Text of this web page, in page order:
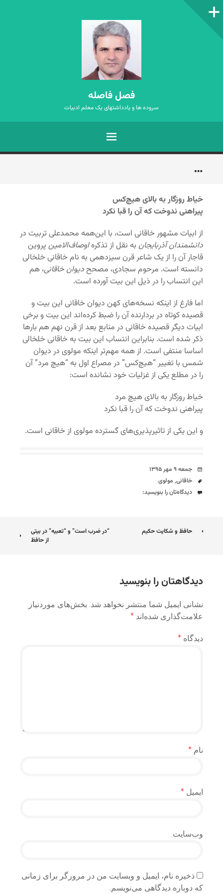
ستون‌کناری
فصل فاصله
سروده ها و یادداشتهای یک معلم ادبیات
فهرست
به
…
خیاط روزگار به بالای هیچ‌کس
پیراهنی ندوخت که آن را قبا نکرد
از ابیات مشهور خاقانی است، با این‌همه محمدعلی تربیت در
دانشمندان آذربایجان به نقل از تذکرهاوصاف‌الامین پروین
قاجار آن را از یک شاعر قرن سیزدهمی به نام خاقانی خلخالی
دانسته است. مرحوم سجادی، مصححدیوان خاقانی، هم
این انتساب را در ذیل این بیت آورده است.
اما فارغ از اینکه نسخه‌های کهن دیوان خاقانی این بیت و
قصیده کوتاه در بردارنده آن را ضبط کرده‌اند این بیت و برخی
ابیات دیگر قصیده خاقانی در منابع بعد از قرن نهم هم بارها
ذکر شده است. بنابراین انتساب این بیت به خاقانی خلخالی
اساسا منتفی است. از همه مهم‌تر اینکه مولوی در دیوان
شمس با تغییر “هیچ‌کس” در مصراع اول به “هیچ ‌مرد” آن
را در مطلع یکی از غزلیات خود نشانده است:
خیاط روزگار به بالای هیچ ‌مرد
پیراهنی ندوخت که آن را قبا نکرد
و این یکی از تاثیرپذیری‌های گسترده مولوی از خاقانی است.
تاریخ
جمعه ۹ مهر ۱۳۹۵
برچسب‌ها
خاقانی, مولوی
دیدگاه‌ها
دیدگاه‌تان را بنویسید:
ناوبری
حافظ و شکایت حکیم
“در ضرب است” و “تعبیه” در بیتی
از حافظ
دیدگاهتان را بنویسید
نشانی ایمیل شما منتشر نخواهد شد. بخش‌های موردنیاز
علامت‌گذاری شده‌اند *
دیدگاه *
نام *
ایمیل *
وب‌سایت
ذخیره نام، ایمیل و وبسایت من در مرورگر برای زمانی
که دوباره دیدگاهی می‌نویسم.